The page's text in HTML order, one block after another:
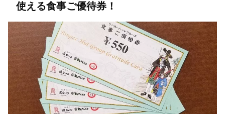
使える食事ご優待券！